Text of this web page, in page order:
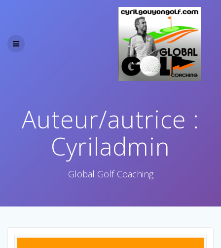
Skip
content
Auteur/autrice :
Cyriladmin
Global Golf Coaching